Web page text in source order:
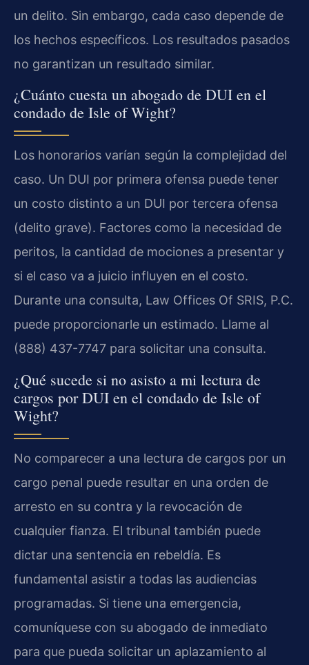
un delito. Sin embargo, cada caso depende de
los hechos específicos. Los resultados pasados
no garantizan un resultado similar.
¿Cuánto cuesta un abogado de DUI en el
condado de Isle of Wight?
Los honorarios varían según la complejidad del
caso. Un DUI por primera ofensa puede tener
un costo distinto a un DUI por tercera ofensa
(delito grave). Factores como la necesidad de
peritos, la cantidad de mociones a presentar y
si el caso va a juicio influyen en el costo.
Durante una consulta, Law Offices Of SRIS, P.C.
puede proporcionarle un estimado. Llame al
(888) 437-7747 para solicitar una consulta.
¿Qué sucede si no asisto a mi lectura de
cargos por DUI en el condado de Isle of
Wight?
No comparecer a una lectura de cargos por un
cargo penal puede resultar en una orden de
arresto en su contra y la revocación de
cualquier fianza. El tribunal también puede
dictar una sentencia en rebeldía. Es
fundamental asistir a todas las audiencias
programadas. Si tiene una emergencia,
comuníquese con su abogado de inmediato
para que pueda solicitar un aplazamiento al